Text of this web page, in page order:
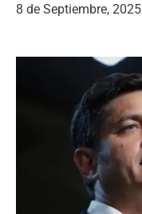
8 de Septiembre, 2025